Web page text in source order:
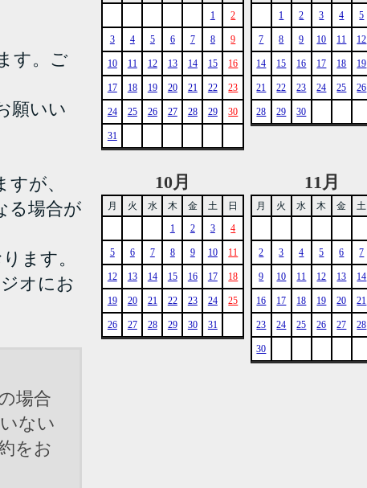
す。ご
願いい
が、
る場合が
ます。
オにお
場合
ない
をお
1
2
3 4 5 6 7 8 9
10 11 12 13 14 15 16
17 18 19 20 21 22 23
24 25 26 27 28 29 30
31
1
2 3 4 5
7 8 9 10 11 12
14 15 16 17 18 19
21 22 23 24 25 26
28 29 30
10月
月 火 水 木 金 土
日
1
2 3 4
5 6 7 8 9 10 11
12 13 14 15 16 17 18
19 20 21 22 23 24 25
26 27 28 29 30 31
11月
月 火 水 木 金 土
2 3 4 5 6 7
9 10 11 12 13 14
16 17 18 19 20 21
23 24 25 26 27 28
30